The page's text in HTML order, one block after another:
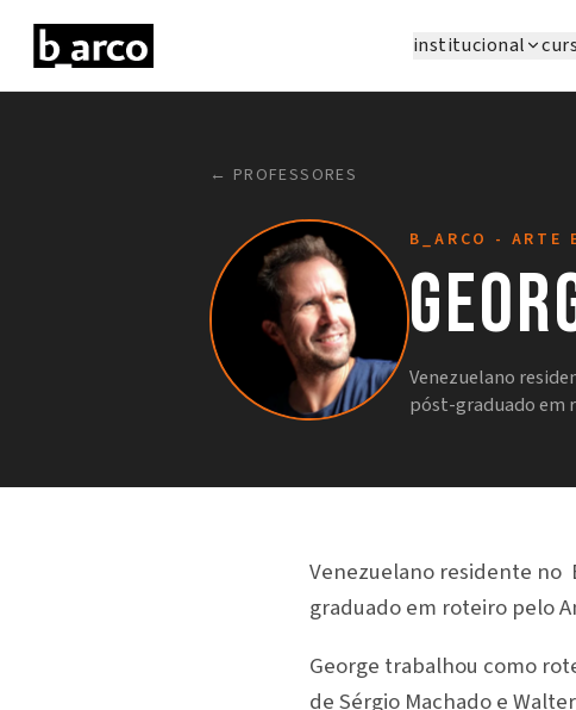
institucional
← PROFESSORES
B_ARCO - ARTE
Venezuelano
póst-graduado em
Venezuelano residente no
graduado em roteiro pelo
George trabalhou como
de Sérgio Machado e